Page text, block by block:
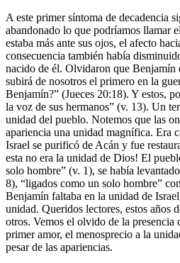
A este primer síntoma de decadencia
abandonado lo que podríamos llamar
estaba más ante sus ojos, el afecto
consecuencia también había
nacido de él. Olvidaron que Benjamín
subirá de nosotros el primero en la
Benjamín?” (Jueces 20:18). Y estos,
la voz de sus hermanos” (v. 13). Un
unidad del pueblo. Notemos que las
apariencia una unidad magnífica. Era
Israel se purificó de Acán y fue
esta no era la unidad de Dios! El
solo hombre” (v. 1), se había
8), “ligados como un solo hombre”
Benjamín faltaba en la unidad de
unidad. Queridos lectores, estos años
otros. Vemos el olvido de la presencia
primer amor, el menosprecio a la
pesar de las apariencias.